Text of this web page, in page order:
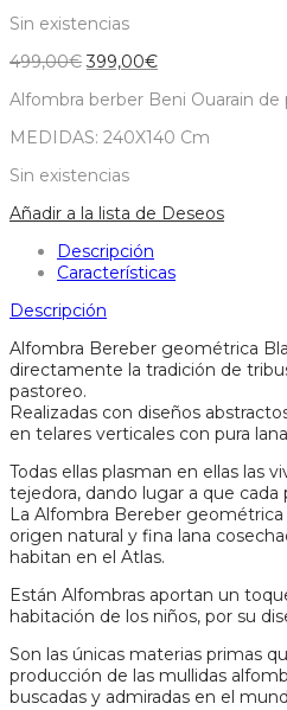
Sin existencias
499,00€El
original
499,00€.
399,00€El
actual
399,00€.
Alfombra berber Beni Ouarain de
MEDIDAS: 240X140 Cm
Sin existencias
Añadir a la lista de Deseos
Descripción
Características
Descripción
Alfombra Bereber geométrica
directamente la tradición de
pastoreo.
Realizadas con diseños
en telares verticales con pura
Todas ellas plasman en ellas las
tejedora, dando lugar a que cada
La Alfombra Bereber
origen natural y fina lana
habitan en el Atlas.
Están Alfombras aportan un
habitación de los niños, por su
Son las únicas materias primas
producción de las mullidas
buscadas y admiradas en el